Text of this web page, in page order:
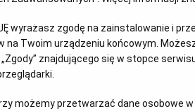
OPIS FILMU
Życie szczęśliwej rodziny we
Skoczył sam, poślizgnął się czy
dowodów, w sprawie brakuje
wyrażasz zgodę na zainstalowanie i
na Twoim urządzeniu końcowym.
znajdującego się w stopce
możemy przetwarzać dane osobowe